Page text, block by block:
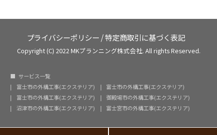
プライバシーポリシー /特定商取引に基づく表記
Copyright (C) 2022 MKプランニング株式会社. All rights Reserved.
サービス一覧
富士市の外構工事(エクステリア)
富士市の外構工事(エクステリア)
富士市の外構工事(エクステリア)
御殿場市の外構工事(エクステリア)
沼津市の外構工事(エクステリア)
富士宮市の外構工事(エクステリア)